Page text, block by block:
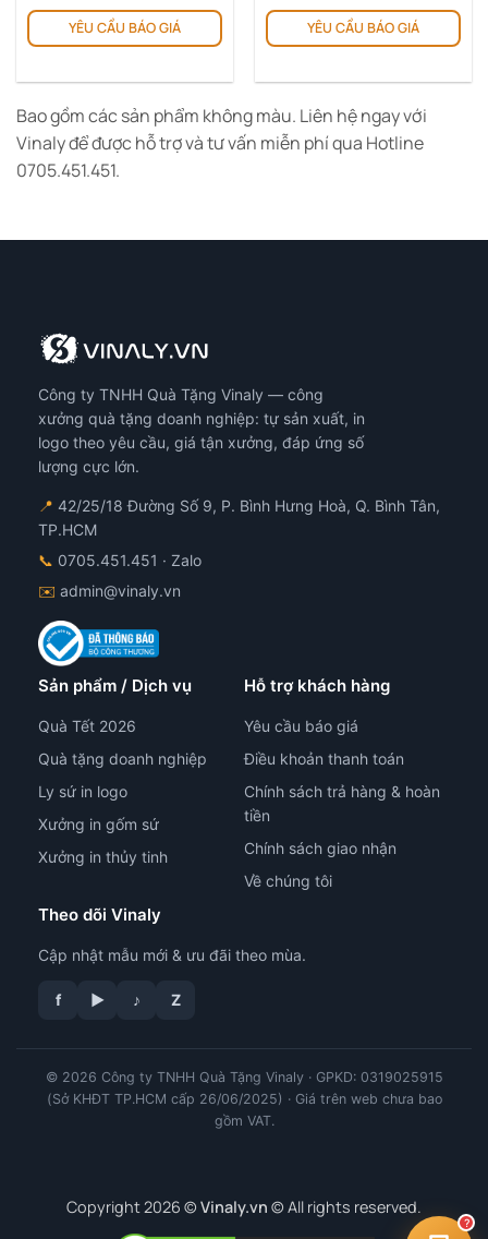
YÊU CẦU BÁO GIÁ
biến
thể.
phẩm
YÊU CẦU BÁO GIÁ
Bao gồm các sản phẩm không màu. Liên hệ ngay với
Vinaly để được hỗ trợ và tư vấn miễn phí qua Hotline
0705.451.451.
Công ty TNHH Quà Tặng Vinaly — công
xưởng quà tặng doanh nghiệp: tự sản xuất, in
logo theo yêu cầu, giá tận xưởng, đáp ứng số
lượng cực lớn.
📍 42/25/18 Đường Số 9, P. Bình Hưng Hoà, Q. Bình Tân,
TP.HCM
📞 0705.451.451 · Zalo
✉️ admin@vinaly.vn
Sản phẩm / Dịch vụ
Quà Tết 2026
Quà tặng doanh nghiệp
Ly sứ in logo
Xưởng in gốm sứ
Xưởng in thủy tinh
Hỗ trợ khách hàng
Yêu cầu báo giá
Điều khoản thanh toán
Chính sách trả hàng & hoàn
tiền
Chính sách giao nhận
Về chúng tôi
Theo dõi Vinaly
Cập nhật mẫu mới & ưu đãi theo mùa.
f ▶ ♪ Z
© 2026 Công ty TNHH Quà Tặng Vinaly · GPKD: 0319025915
(Sở KHĐT TP.HCM cấp 26/06/2025) · Giá trên web chưa bao
gồm VAT.
Copyright 2026 © Vinaly.vn © All rights reserved.
tư vấn công nghệ in
?